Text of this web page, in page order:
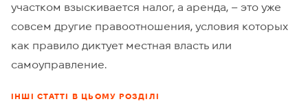
участком взыскивается налог, а аренда, – это уже
совсем другие правоотношения, условия которых
как правило диктует местная власть или
самоуправление.
ІНШІ СТАТТІ В ЦЬОМУ РОЗДІЛІ